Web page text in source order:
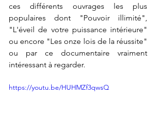
ces différents ouvrages les plus
populaires dont "Pouvoir illimité",
"L'éveil de votre puissance intérieure"
ou encore "Les onze lois de la réussite"
ou par ce documentaire vraiment
intéressant à regarder.
https://youtu.be/HUHMZf3qwsQ